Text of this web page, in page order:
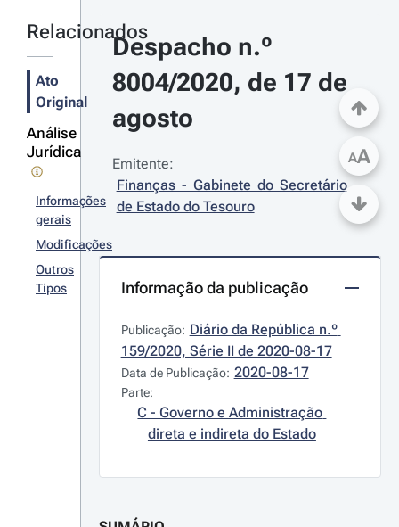
Relacionados
Ato
Original
Análise
Jurídica
Informações
gerais
Modificações
Outros
Tipos
Despacho n.º
8004/2020, de 17 de
agosto
Emitente:
Finanças - Gabinete do Secretário
de Estado do Tesouro
Informação da publicação
Publicação: Diário da República n.º
159/2020, Série II de 2020-08-17
Data de Publicação: 2020-08-17
Parte:
C - Governo e Administração
direta e indireta do Estado
AA